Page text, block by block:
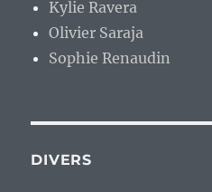
Kylie Ravera
Olivier Saraja
Sophie Renaudin
DIVERS